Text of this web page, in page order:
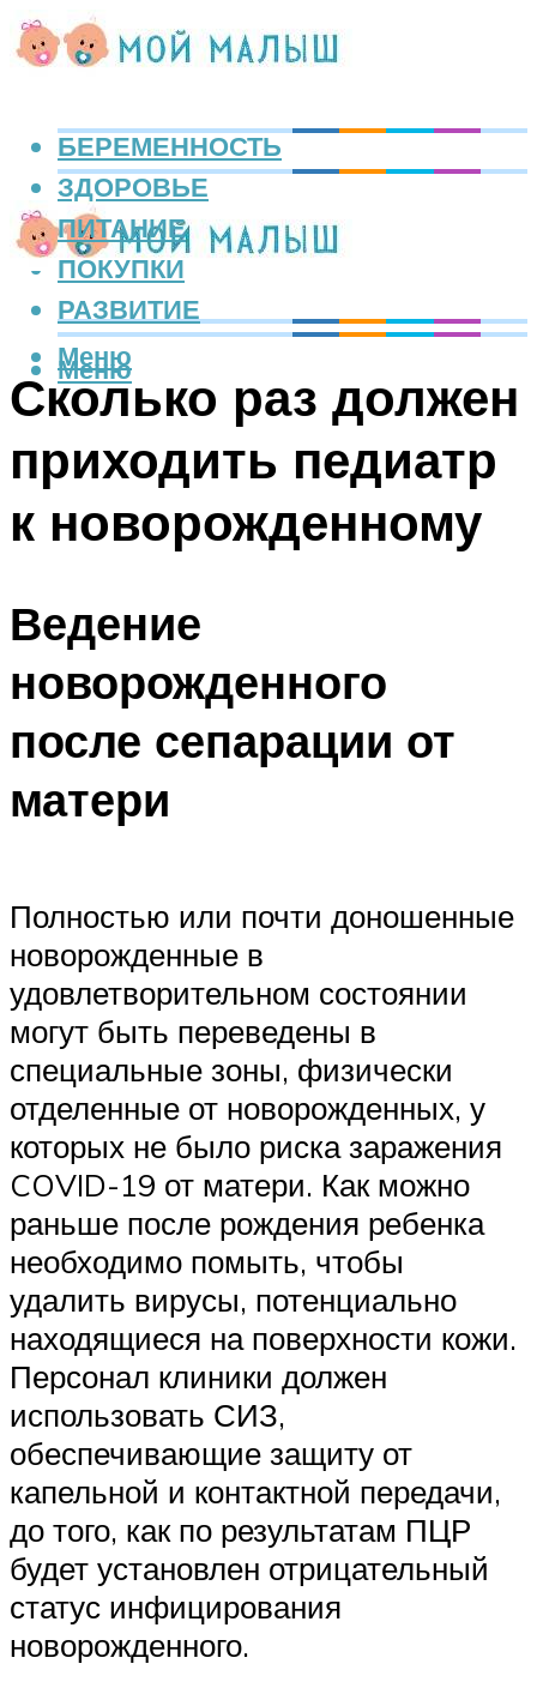
БЕРЕМЕННОСТЬ
ЗДОРОВЬЕ
ПИТАНИЕ
ПОКУПКИ
РАЗВИТИЕ
Меню
Меню
Сколько раз должен
приходить педиатр
к новорожденному
Ведение
новорожденного
после сепарации от
матери
Полностью или почти доношенные
новорожденные в
удовлетворительном состоянии
могут быть переведены в
специальные зоны, физически
отделенные от новорожденных, у
которых не было риска заражения
COVID-19 от матери. Как можно
раньше после рождения ребенка
необходимо помыть, чтобы
удалить вирусы, потенциально
находящиеся на поверхности кожи.
Персонал клиники должен
использовать СИЗ,
обеспечивающие защиту от
капельной и контактной передачи,
до того, как по результатам ПЦР
будет установлен отрицательный
статус инфицирования
новорожденного.